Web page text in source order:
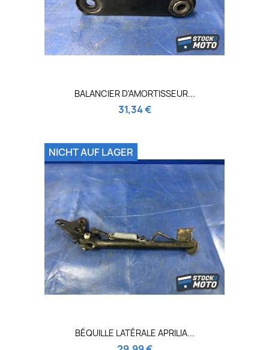
BALANCIER D'AMORTISSEUR...
31,34 €
BÉQUILLE LATÉRALE APRILIA...
NICHT AUF LAGER